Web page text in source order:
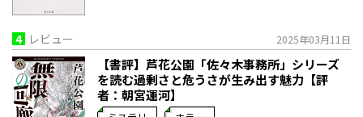
4 レビュー 2025年03月11日
【書評】芦花公園「佐々木事務所」シリーズ
を読む――過剰さと危うさが生み出す魅力【評
者：朝宮運河】